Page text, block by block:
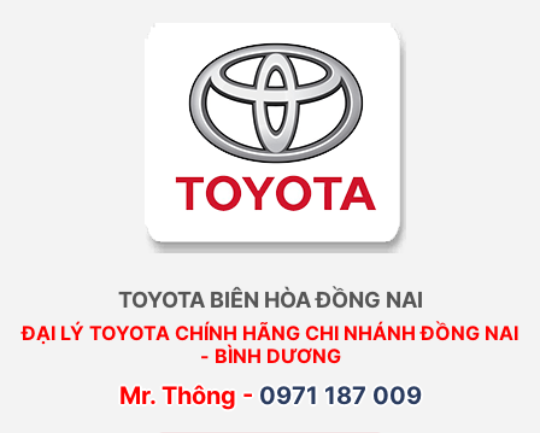
TOYOTA BIÊN HÒA ĐỒNG NAI
ĐẠI LÝ TOYOTA CHÍNH HÃNG CHI NHÁNH ĐỒNG NAI
- BÌNH DƯƠNG
Mr. Thông - 0971 187 009